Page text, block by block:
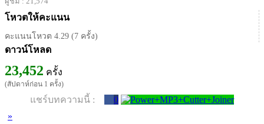
โหวตให้คะแนน
คะแนนโหวต 4.29 (7 ครั้ง)
ดาวน์โหลด
23,452 ครั้ง
(สัปดาห์ก่อน 1 ครั้ง)
แชร์บทความนี้ :
0
»